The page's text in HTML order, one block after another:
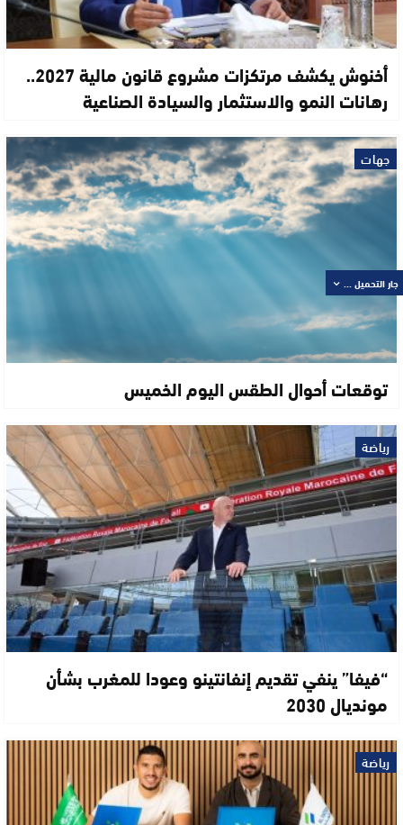
أخنوش يكشف مرتكزات مشروع قانون مالية 2027..
رهانات النمو والاستثمار والسيادة الصناعية
جهات
توقعات أحوال الطقس اليوم الخميس
رياضة
“فيفا” ينفي تقديم إنفانتينو وعودا للمغرب بشأن
مونديال 2030
رياضة
جار التحميل ...